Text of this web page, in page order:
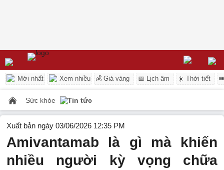
Mới nhất Xem nhiều 💰 Giá vàng 📅 Lịch âm ☀️ Thời tiết
Sức khỏe Tin tức
Xuất bản ngày 03/06/2026 12:35 PM
Amivantamab là gì mà khiến
nhiều người kỳ vọng chữa